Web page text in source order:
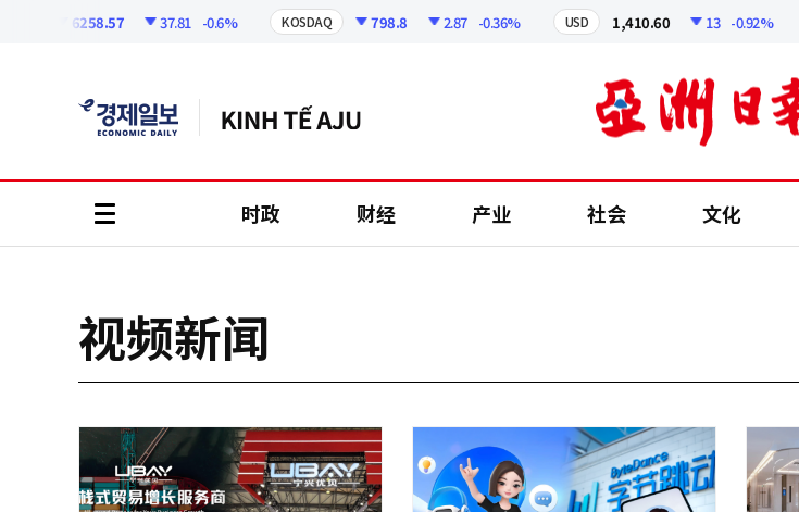
6258.57 37.81 -0.6% KOSDAQ 798.8 2.87 -0.36% USD 1,410.60 13 -0.92%
时政 财经 产业 社会 文化
视频新闻